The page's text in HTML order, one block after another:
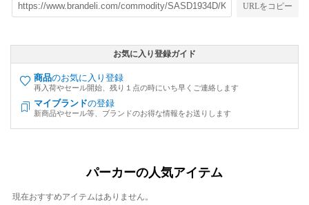
URLをコピー
お気に入り登録ガイド
商品のお気に入り登録
再入荷やセール開始、残り１点の時にいち早くご連絡します
マイブランドの登録
新商品やセール等、ブランドのお得な情報をお送りします
パーカーの人気アイテム
現在おすすめアイテムはありません。